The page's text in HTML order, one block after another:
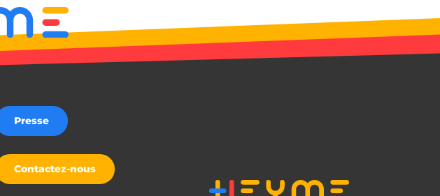
Presse
Contactez-nous
1 an 1
mois
Nécessaire pour la fonctionnalité de la
fonction de boîte de discussion du site
Web.
1 heure 59
secondes
charge la fonctionnalité de connexion en
détectant l'URL de redirection finale une
fois qu'un flux d'authentification OAuth
est terminé.
1 an
Ce cookie est utilisé par le service Cookie-
Script.com pour mémoriser les
préférences de consentement des
visiteurs en matière de cookies. Il est